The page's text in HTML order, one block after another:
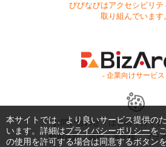
びびなびはアクセシビリテ
取り組んでいます
- 企業向けサービス
お問い合わせ はじめてガイド
利用規約
商標・著作権 プラ
本サイトでは、より良いサービス提供の
います。詳細はプライバシーポリシーを
の使用を許可する場合は同意するボタン